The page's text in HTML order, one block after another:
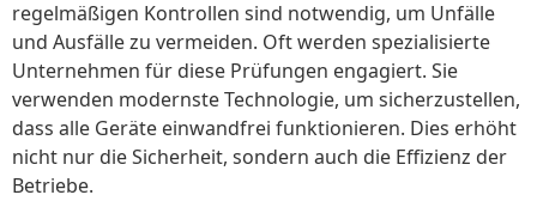
regelmäßigen Kontrollen sind notwendig, um Unfälle
und Ausfälle zu vermeiden. Oft werden spezialisierte
Unternehmen für diese Prüfungen engagiert. Sie
verwenden modernste Technologie, um sicherzustellen,
dass alle Geräte einwandfrei funktionieren. Dies erhöht
nicht nur die Sicherheit, sondern auch die Effizienz der
Betriebe.